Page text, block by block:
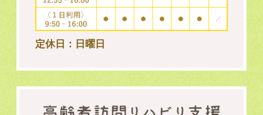
定休日：日曜日